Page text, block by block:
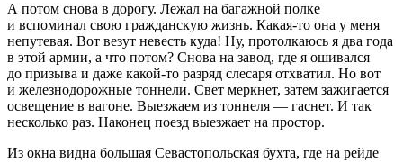
А потом снова в дорогу. Лежал на багажной полке
и вспоминал свою гражданскую жизнь. Какая-то она у меня
непутевая. Вот везут невесть куда! Ну, протолкаюсь я два года
в этой армии, а что потом? Снова на завод, где я ошивался
до призыва и даже какой-то разряд слесаря отхватил. Но вот
и железнодорожные тоннели. Свет меркнет, затем зажигается
освещение в вагоне. Выезжаем из тоннеля — гаснет. И так
несколько раз. Наконец поезд выезжает на простор.
Из окна видна большая Севастопольская бухта, где на рейде